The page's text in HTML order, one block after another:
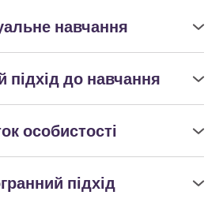
навчання
кожної дитини,
потреби кожного учня та
розвивати потенціал
підхід до навчання
передові методики та
забезпечити активну участь
процесі навчання.
програмування, штучний
особистості
акцент на розвиток
здібностей, але й
емоційних та моральних
підхід